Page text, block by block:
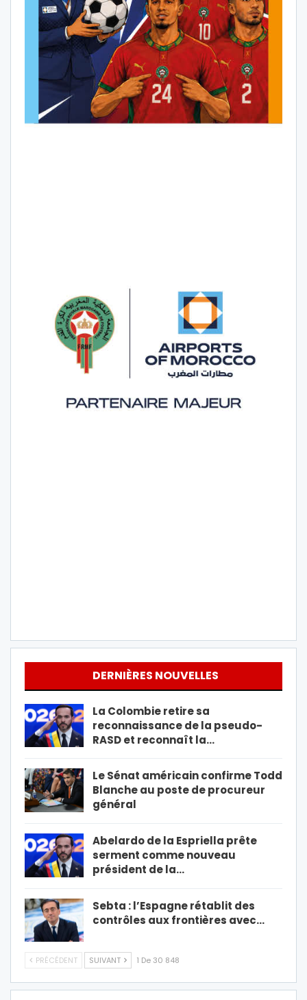
DERNIÈRES NOUVELLES
La Colombie retire sa
reconnaissance de la pseudo-
RASD et reconnaît la…
Le Sénat américain confirme Todd
Blanche au poste de procureur
général
Abelardo de la Espriella prête
serment comme nouveau
président de la…
Sebta : l’Espagne rétablit des
contrôles aux frontières avec…
PRÉCÉDENT SUIVANT 1 De 30 848